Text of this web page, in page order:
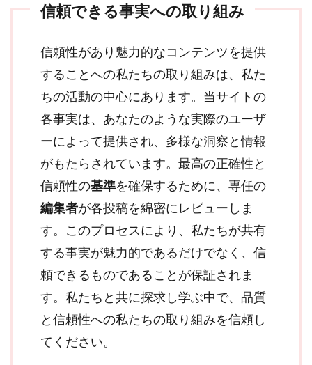
信頼できる事実への取り組み
信頼性があり魅力的なコンテンツを提供
することへの私たちの取り組みは、私た
ちの活動の中心にあります。当サイトの
各事実は、あなたのような実際のユーザ
ーによって提供され、多様な洞察と情報
がもたらされています。最高の正確性と
信頼性の基準を確保するために、専任の
編集者が各投稿を綿密にレビューしま
す。このプロセスにより、私たちが共有
する事実が魅力的であるだけでなく、信
頼できるものであることが保証されま
す。私たちと共に探求し学ぶ中で、品質
と信頼性への私たちの取り組みを信頼し
てください。